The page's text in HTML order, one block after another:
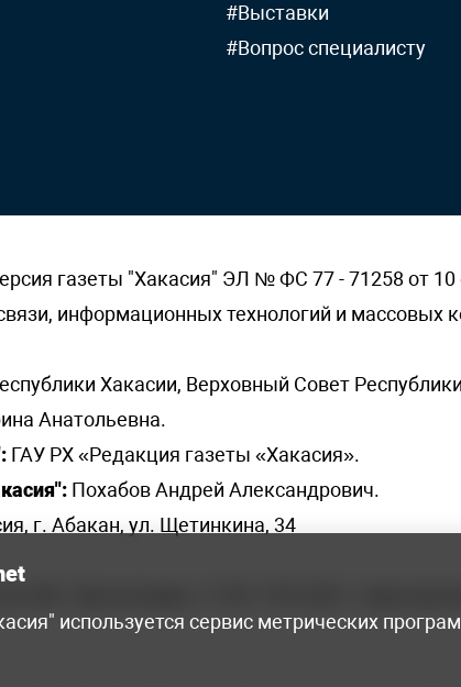
#Выставки
#Вопрос специалисту
газеты "Хакасия" ЭЛ № ФС 77 - 71258 от 10
информационных технологий и массовых
Хакасии, Верховный Совет
Анатольевна.
ГАУ РХ «Редакция газеты «Хакасия».
Похабов Андрей Александрович.
г. Абакан, ул. Щетинкина, 34
используется сервис метрических